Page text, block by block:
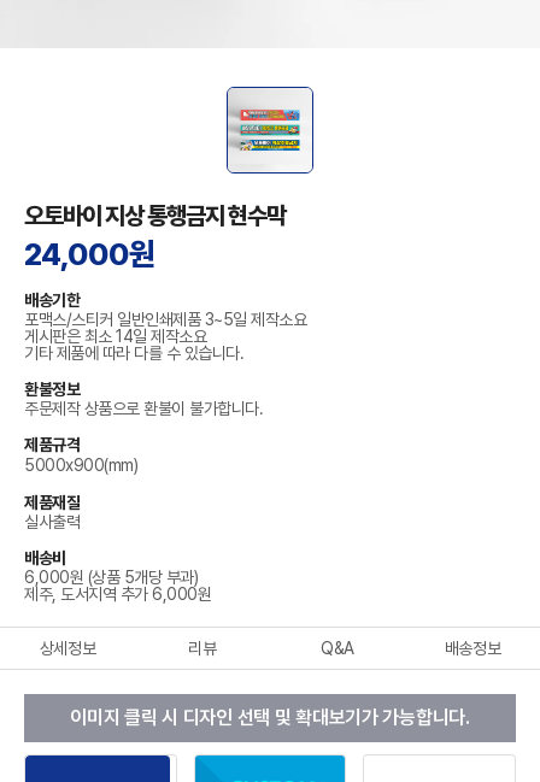
오토바이 지상 통행금지 현수막
24,000원
배송기한
포맥스/스티커 일반인쇄제품 3~5일 제작소요
게시판은 최소 14일 제작소요
기타 제품에 따라 다를 수 있습니다.
환불정보
주문제작 상품으로 환불이 불가합니다.
제품규격
5000x900(mm)
제품재질
실사출력
배송비
6,000원 (상품 5개당 부과)
제주, 도서지역 추가 6,000원
상세정보 리뷰 Q&A 배송정보
이미지 클릭 시 디자인 선택 및 확대보기가 가능합니다.